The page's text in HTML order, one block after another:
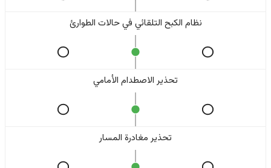
نظام الكبح التلقائي في حالات الطوارئ
تحذير الاصطدام الأمامي
تحذير مغادرة المسار